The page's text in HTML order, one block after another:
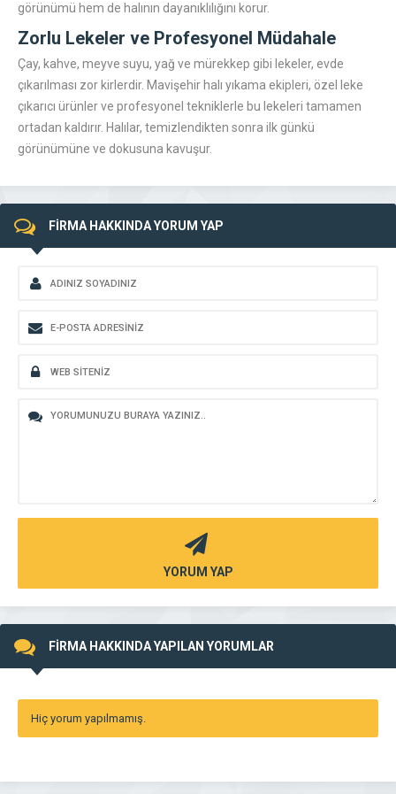
görünümü hem de halının dayanıklılığını korur.
Zorlu Lekeler ve Profesyonel Müdahale
Çay, kahve, meyve suyu, yağ ve mürekkep gibi lekeler, evde
çıkarılması zor kirlerdir. Mavişehir halı yıkama ekipleri, özel leke
çıkarıcı ürünler ve profesyonel tekniklerle bu lekeleri tamamen
ortadan kaldırır. Halılar, temizlendikten sonra ilk günkü
görünümüne ve dokusuna kavuşur.
FİRMA HAKKINDA YORUM YAP
YORUM YAP
FİRMA HAKKINDA YAPILAN YORUMLAR
Hiç yorum yapılmamış.